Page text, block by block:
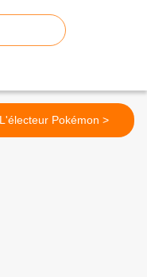
L'électeur Pokémon >